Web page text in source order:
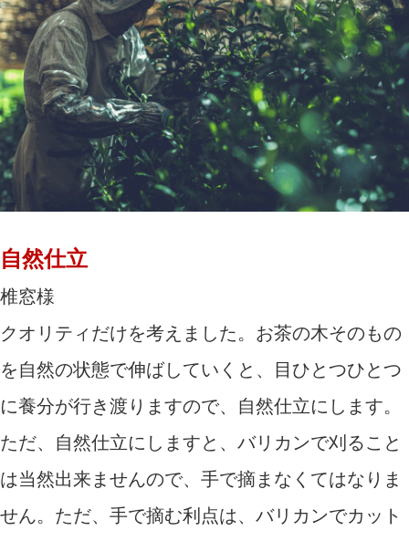
自然仕立
椎窓様
クオリティだけを考えました。お茶の木そのもの
を自然の状態で伸ばしていくと、目ひとつひとつ
に養分が行き渡りますので、自然仕立にします。
ただ、自然仕立にしますと、バリカンで刈ること
は当然出来ませんので、手で摘まなくてはなりま
せん。ただ、手で摘む利点は、バリカンでカット